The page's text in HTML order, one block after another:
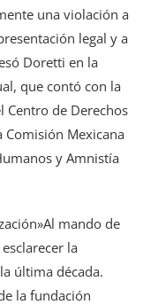
una violación a
legal y a
Doretti en la
que contó con la
Centro de Derechos
Comisión Mexicana
y Amnistía
mando de
la
última década.
la fundación